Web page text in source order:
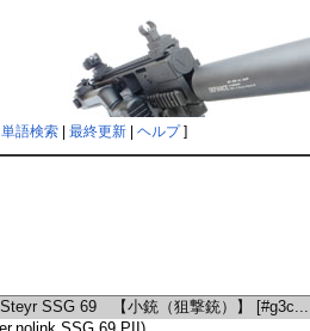
単語検索| 最終更新| ヘルプ]